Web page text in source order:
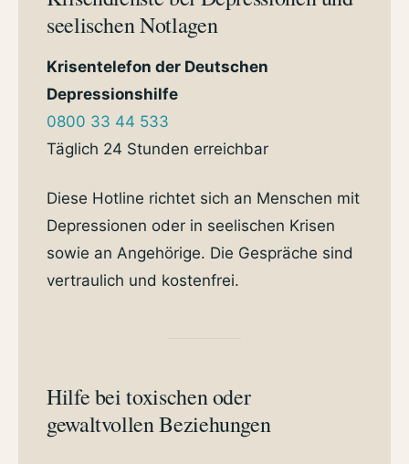
seelischen Notlagen
Krisentelefon der Deutschen
Depressionshilfe
0800 33 44 533
Täglich 24 Stunden erreichbar
Diese Hotline richtet sich an Menschen mit
Depressionen oder in seelischen Krisen
sowie an Angehörige. Die Gespräche sind
vertraulich und kostenfrei.
Hilfe bei toxischen oder
gewaltvollen Beziehungen